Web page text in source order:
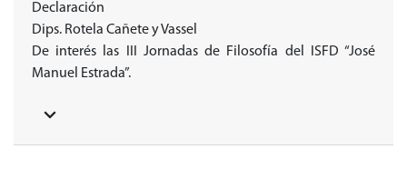
Declaración
Dips. Rotela Cañete y Vassel
De interés las III Jornadas de Filosofía del ISFD “José
Manuel Estrada”.